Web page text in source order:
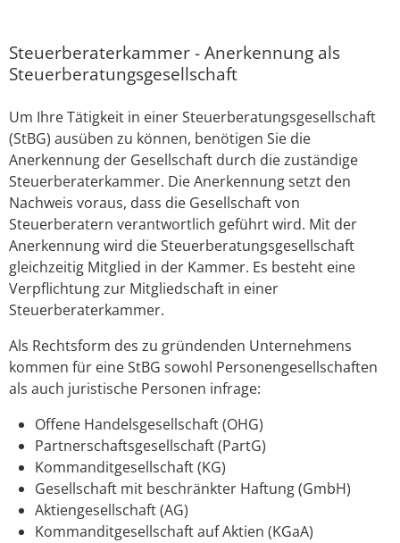
Steuerberaterkammer - Anerkennung als
Steuerberatungsgesellschaft
Um Ihre Tätigkeit in einer Steuerberatungsgesellschaft
(StBG) ausüben zu können, benötigen Sie die
Anerkennung der Gesellschaft durch die zuständige
Steuerberaterkammer. Die Anerkennung setzt den
Nachweis voraus, dass die Gesellschaft von
Steuerberatern verantwortlich geführt wird. Mit der
Anerkennung wird die Steuerberatungsgesellschaft
gleichzeitig Mitglied in der Kammer. Es besteht eine
Verpflichtung zur Mitgliedschaft in einer
Steuerberaterkammer.
Als Rechtsform des zu gründenden Unternehmens
kommen für eine StBG sowohl Personengesellschaften
als auch juristische Personen infrage:
Offene Handelsgesellschaft (OHG)
Partnerschaftsgesellschaft (PartG)
Kommanditgesellschaft (KG)
Gesellschaft mit beschränkter Haftung (GmbH)
Aktiengesellschaft (AG)
Kommanditgesellschaft auf Aktien (KGaA)